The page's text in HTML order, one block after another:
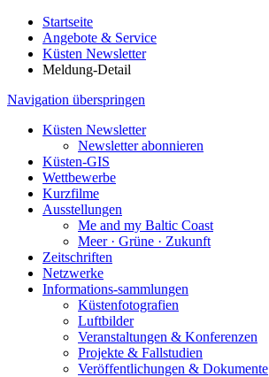
Startseite
Angebote & Service
Küsten Newsletter
Meldung-Detail
Navigation überspringen
Küsten Newsletter
Newsletter abonnieren
Küsten-GIS
Wettbewerbe
Kurzfilme
Ausstellungen
Me and my Baltic Coast
Meer · Grüne · Zukunft
Zeitschriften
Netzwerke
Informations-sammlungen
Küstenfotografien
Luftbilder
Veranstaltungen & Konferenzen
Projekte & Fallstudien
Veröffentlichungen & Dokumente